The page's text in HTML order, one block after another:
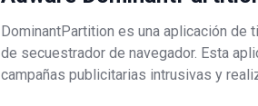
DominantPartition es una aplicación de
de secuestrador de navegador. Esta
campañas publicitarias intrusivas y